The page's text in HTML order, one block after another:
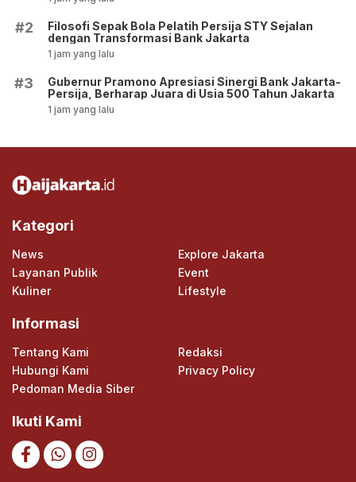
#2
Filosofi Sepak Bola Pelatih Persija STY Sejalan
dengan Transformasi Bank Jakarta
1 jam yang lalu
#3
Gubernur Pramono Apresiasi Sinergi Bank Jakarta-
Persija, Berharap Juara di Usia 500 Tahun Jakarta
1 jam yang lalu
Kategori
News
Explore Jakarta
Layanan Publik
Event
Kuliner
Lifestyle
Informasi
Tentang Kami
Redaksi
Hubungi Kami
Privacy Policy
Pedoman Media Siber
Ikuti Kami